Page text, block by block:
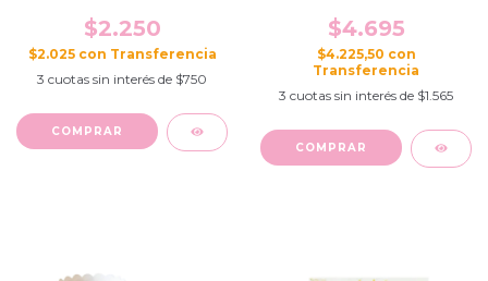
$2.250
$2.025 con
3 cuotas sin interés de $750
$4.695
$4.225,50 con
3 cuotas sin interés de $1.565